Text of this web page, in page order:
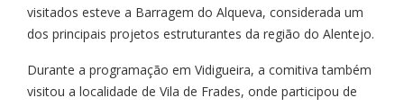
visitados esteve a Barragem do Alqueva, considerada um
dos principais projetos estruturantes da região do Alentejo.
Durante a programação em Vidigueira, a comitiva também
visitou a localidade de Vila de Frades, onde participou de